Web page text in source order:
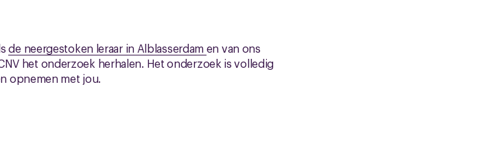
de neergestoken leraar in Alblasserdam en van ons
het onderzoek herhalen. Het onderzoek is volledig
opnemen met jou.